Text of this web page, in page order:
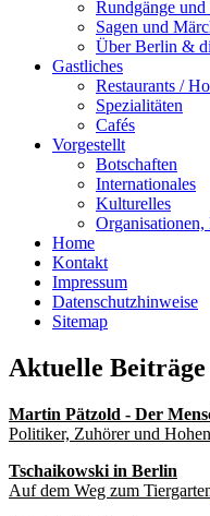
Rundgänge und
Sagen und
Über Berlin &
Gastliches
Restaurants /
Spezialitäten
Cafés
Vorgestellt
Botschaften
Internationales
Kulturelles
Home
Kontakt
Impressum
Datenschutzhinweise
Sitemap
Aktuelle Beiträge
Martin Pätzold - Der
Politiker, Zuhörer und
Tschaikowski in Berlin
Auf dem Weg zum